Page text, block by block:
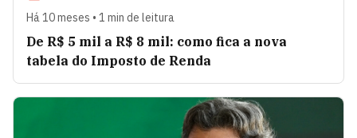
Há 10 meses • 1 min de leitura
De R$ 5 mil a R$ 8 mil: como fica a nova
tabela do Imposto de Renda